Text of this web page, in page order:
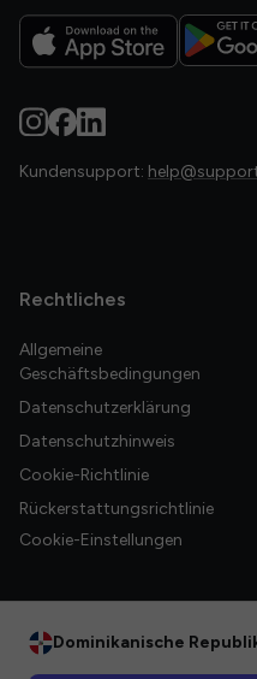
Kundensupport:
Rechtliches
Allgemeine
Geschäftsbedingungen
Datenschutzerklärung
Datenschutzhinweis
Cookie-Richtlinie
Rückerstattungsrichtlinie
Cookie-Einstellungen
Dominikanische